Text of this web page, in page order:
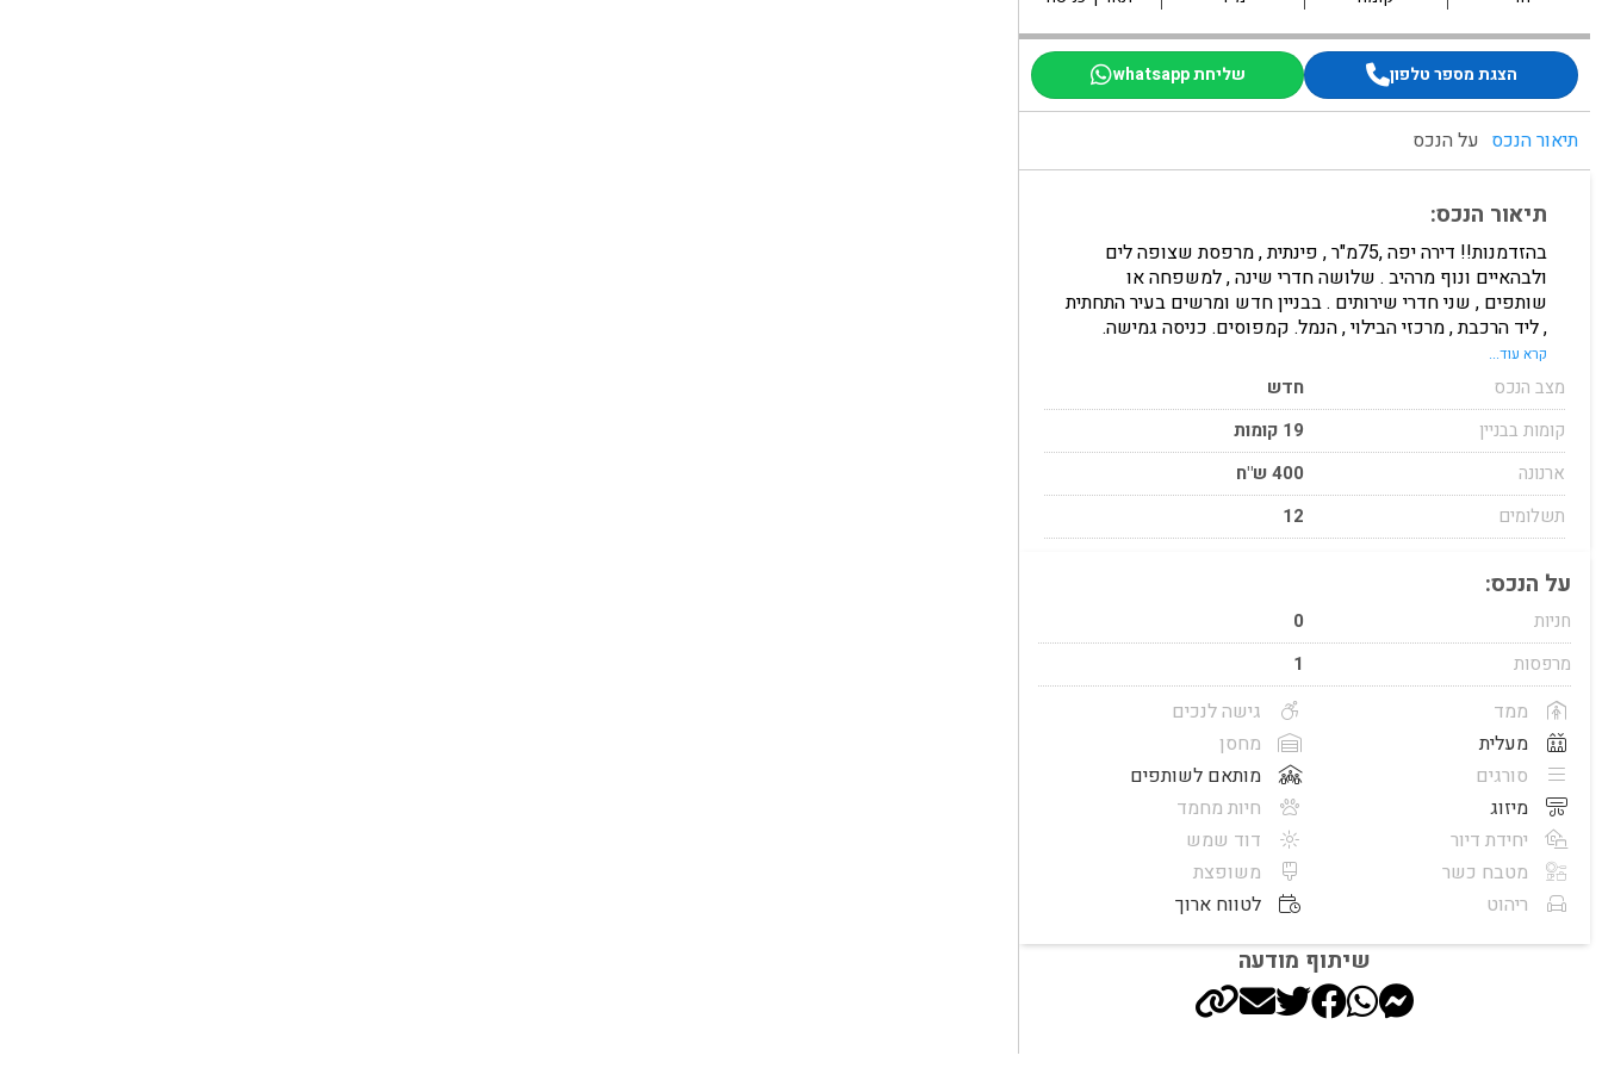
הצגת מספר טלפון שליחת whatsapp
תיאור הנכס על הנכס
תיאור הנכס:
בהזדמנות!! דירה יפה ,75מ"ר , פינתית , מרפסת שצופה לים
ולבהאיים ונוף מרהיב . שלושה חדרי שינה , למשפחה או
שותפים , שני חדרי שירותים . בבניין חדש ומרשים בעיר התחתית
, ליד הרכבת , מרכזי הבילוי , הנמל. קמפוסים. כניסה גמישה.
מחיר 5100 שח. דירה לא מרוהטת. לפרטים אבי
קרא עוד...
מצב הנכס
חדש
קומות בבניין
19 קומות
ארנונה
400 ש"ח
תשלומים
12
על הנכס:
חניות
0
מרפסות
1
ממד
מעלית
סורגים
מיזוג
יחידת דיור
מטבח כשר
ריהוט
גישה לנכים
מחסן
מותאם לשותפים
חיות מחמד
דוד שמש
משופצת
לטווח ארוך
שיתוף מודעה